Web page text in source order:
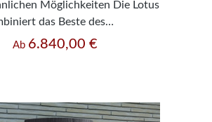
Möglichkeiten Die Lotus
das Beste des
mit dem Besten des
langsam wieder abzugeben, mit
Regulärer Preis:
Ab 6.840,00 €